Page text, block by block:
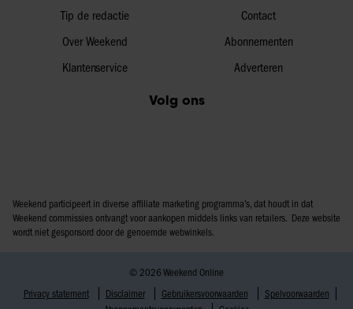
Tip de redactie
Over Weekend
Klantenservice
Contact
Abonnementen
Adverteren
Volg ons
Weekend participeert in diverse affiliate marketing programma’s, dat houdt in dat
Weekend commissies ontvangt voor aankopen middels links van retailers. Deze website
wordt niet gesponsord door de genoemde webwinkels.
© 2026 Weekend Online
Privacy statement
Disclaimer Gebruikersvoorwaarden
Spelvoorwaarden